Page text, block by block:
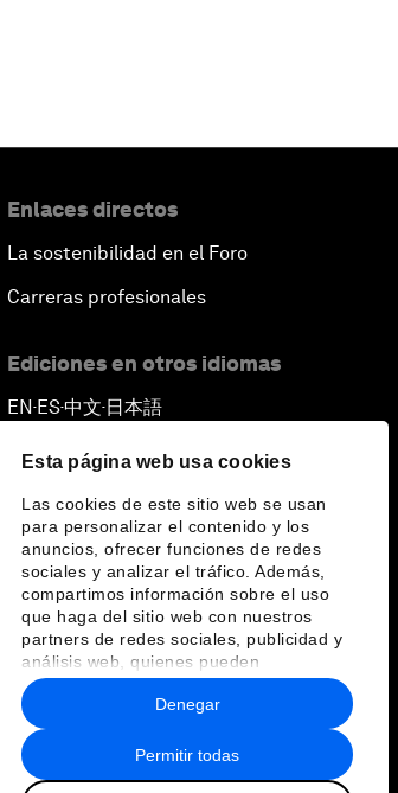
Esta página web usa cookies
Las cookies de este sitio web se usan
para personalizar el contenido y los
anuncios, ofrecer funciones de redes
sociales y analizar el tráfico. Además,
compartimos información sobre el uso
que haga del sitio web con nuestros
partners de redes sociales, publicidad y
análisis web, quienes pueden
combinarla con otra información que les
haya proporcionado o que hayan
recopilado a partir del uso que haya
hecho de sus servicios.
Permitir todas
Denegar
Enlaces directos
La sostenibilidad en el Foro
Carreras profesionales
Ediciones en otros idiomas
EN ▪ ES▪中文▪ 日本語